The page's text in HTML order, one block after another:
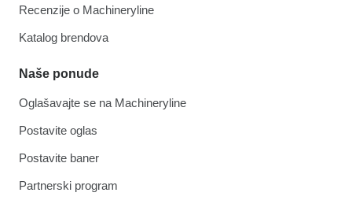
Recenzije o Machineryline
Katalog brendova
Naše ponude
Oglašavajte se na Machineryline
Postavite oglas
Postavite baner
Partnerski program